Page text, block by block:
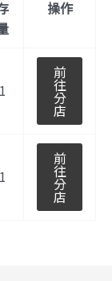
操作
1
前
往
分
店
1
前
往
分
店